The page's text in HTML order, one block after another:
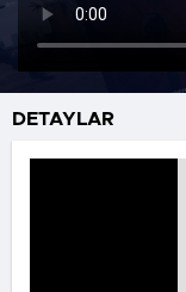
DETAYLAR